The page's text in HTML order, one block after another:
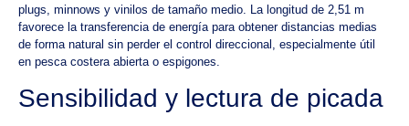
plugs, minnows y vinilos de tamaño medio. La longitud de 2,51 m
favorece la transferencia de energía para obtener distancias medias
de forma natural sin perder el control direccional, especialmente útil
en pesca costera abierta o espigones.
Sensibilidad y lectura de picada